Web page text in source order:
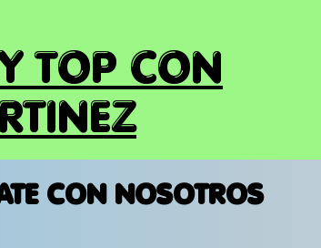
TOP CON
CON NOSOTROS